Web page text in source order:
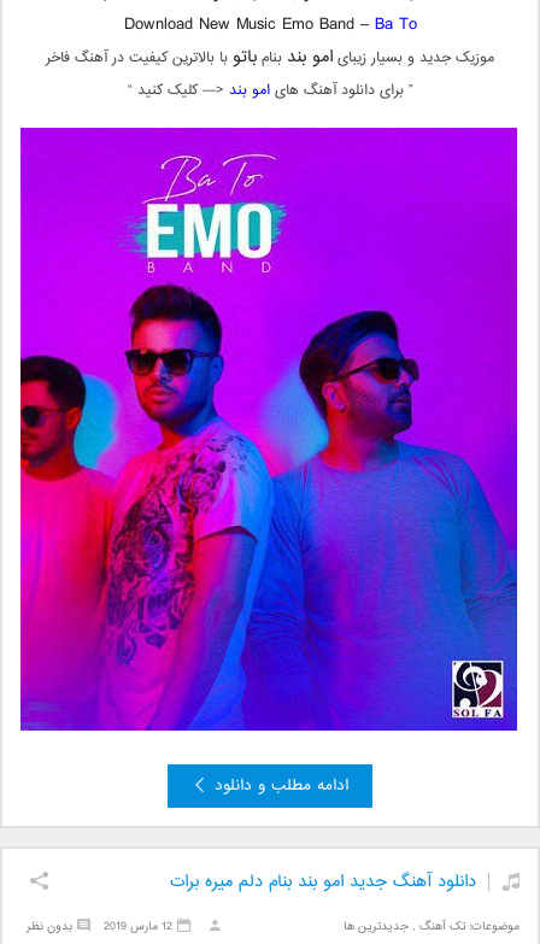
Download New Music Emo Band –Ba To
موزیک جدید و بسیار زیبایامو بند بنامباتوبا بالاترین کیفیت در آهنگ فاخر
” برای دانلود آهنگ هایامو بند <— کلیک کنید “
ادامه مطلب و دانلود
دانلود آهنگ جدید امو بند بنام دلم میره برات
موضوعات:تک آهنگ ,جدیدترین ها بدون نظر 12 مارس 2019